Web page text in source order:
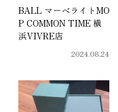
BALL マーベライトMO
P COMMON TIME 横
浜VIVRE店
2024.08.24